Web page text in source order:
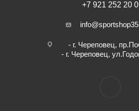
+7 921 252 20
- г. Череповец,
- г. Череповец,